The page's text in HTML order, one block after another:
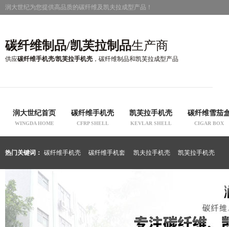
润大世纪为您提供高品质的碳纤维及凯夫拉成型产品！
碳纤维制品/凯芙拉制品生产商
供应碳纤维手机壳/凯芙拉手机壳 ，碳纤维制品和凯芙拉成型产品
润大世纪首页
WINGDA HOME
碳纤维手机壳
CFRP SHELL
凯芙拉手机壳
KEVLAR SHELL
碳纤维雪茄
CIGAR BOX
热门关键词： 碳纤维手机壳 碳纤维手机套 凯夫拉手机壳 凯芙拉手机壳